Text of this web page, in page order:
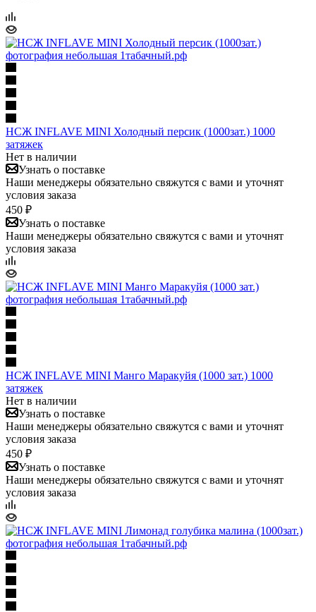
НСЖ INFLAVE MINI Холодный персик (1000зат.) 1000
затяжек
Нет в наличии
Узнать о поставке
Наши менеджеры обязательно свяжутся с вами и уточнят
условия заказа
450 ₽
Узнать о поставке
Наши менеджеры обязательно свяжутся с вами и уточнят
условия заказа
НСЖ INFLAVE MINI Манго Маракуйя (1000 зат.) 1000
затяжек
Нет в наличии
Узнать о поставке
Наши менеджеры обязательно свяжутся с вами и уточнят
условия заказа
450 ₽
Узнать о поставке
Наши менеджеры обязательно свяжутся с вами и уточнят
условия заказа